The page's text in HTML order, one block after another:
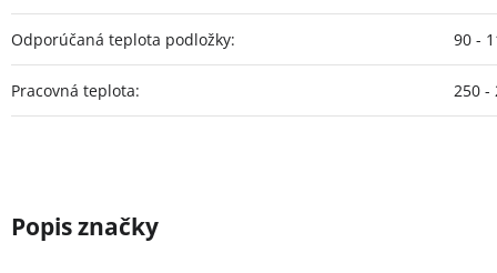
Odporúčaná teplota podložky: 90 -
Pracovná teplota: 250 -